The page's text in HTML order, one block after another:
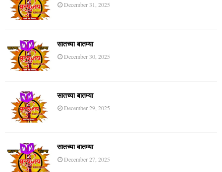
December 31, 2025
सातच्या बातम्या
December 30, 2025
सातच्या बातम्या
December 29, 2025
सातच्या बातम्या
December 27, 2025